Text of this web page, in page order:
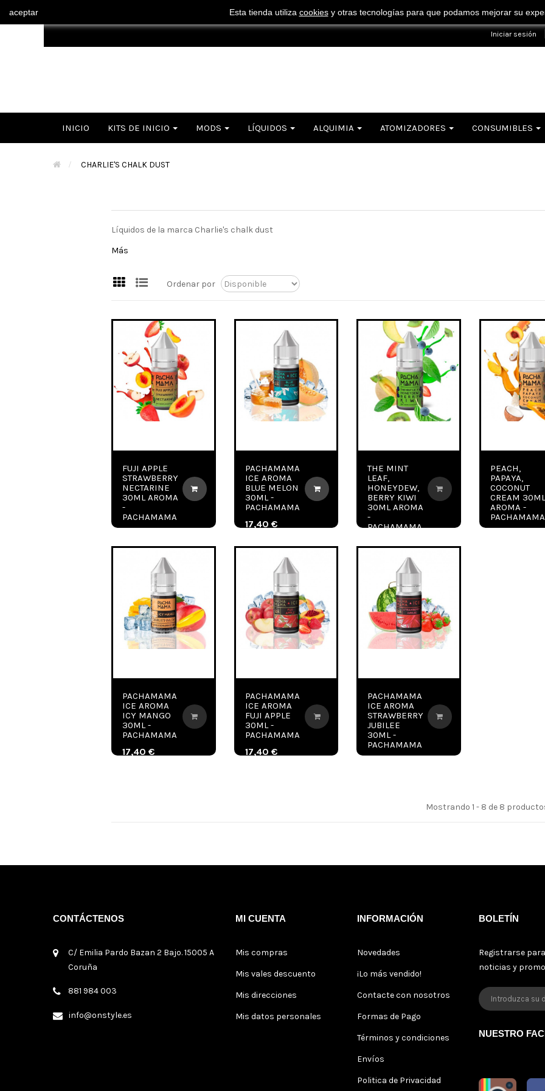
¡ Consigue tu envío gratuito por compras superiores a 50€ !
Iniciar sesión
INICIO KITS DE INICIO MODS LÍQUIDOS ALQUIMIA ATOMIZADORES CONSUMIBLES
> CHARLIE'S CHALK DUST
Líquidos de la marca Charlie's chalk dust
Más
Ordenar por
FUJI APPLE
STRAWBERRY
NECTARINE
30ML AROMA
-
PACHAMAMA
PACHAMAMA
ICE AROMA
BLUE MELON
30ML -
PACHAMAMA
17,40 €
THE MINT
LEAF,
HONEYDEW,
BERRY KIWI
30ML AROMA
-
PACHAMAMA
17,40 €
PEACH,
PAPAYA,
COCONUT
CREAM 30ML
AROMA -
PACHAMAMA
PACHAMAMA
ICE AROMA
ICY MANGO
30ML -
PACHAMAMA
17,40 €
PACHAMAMA
ICE AROMA
FUJI APPLE
30ML -
PACHAMAMA
17,40 €
PACHAMAMA
ICE AROMA
STRAWBERRY
JUBILEE
30ML -
PACHAMAMA
Mostrando 1 - 8 de 8
CONTÁCTENOS
C/ Emilia Pardo Bazan 2 Bajo. 15005 A
Coruña
881 984 003
info@onstyle.es
MI CUENTA
Mis compras
Mis vales descuento
Mis direcciones
Mis datos personales
INFORMACIÓN
Novedades
¡Lo más vendido!
Contacte con nosotros
Formas de Pago
Términos y condiciones
Envíos
Politica de Privacidad
BOLETÍN
Registrarse
noticias y
NUESTRO
aceptar Esta tienda utiliza cookiesy otras tecnologías para que podamos mejorar su